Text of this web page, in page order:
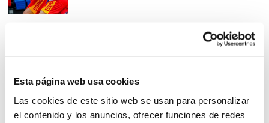
Esta página web usa cookies
Las cookies de este sitio web se usan para personalizar
el contenido y los anuncios, ofrecer funciones de redes